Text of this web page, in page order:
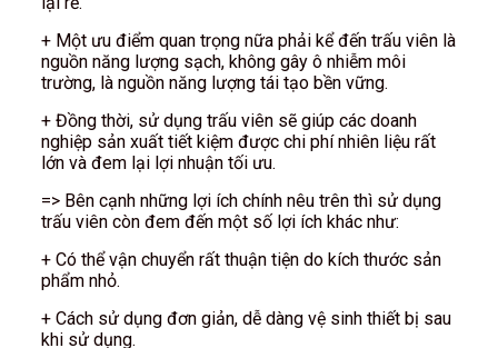
+ Một ưu điểm quan trọng nữa phải kể đến trấu viên là
nguồn năng lượng sạch, không gây ô nhiễm môi
trường, là nguồn năng lượng tái tạo bền vững.
+ Đồng thời, sử dụng trấu viên sẽ giúp các doanh
nghiệp sản xuất tiết kiệm được chi phí nhiên liệu rất
lớn và đem lại lợi nhuận tối ưu.
=> Bên cạnh những lợi ích chính nêu trên thì sử dụng
trấu viên còn đem đến một số lợi ích khác như:
+ Có thể vận chuyển rất thuận tiện do kích thước sản
phẩm nhỏ.
+ Cách sử dụng đơn giản, dễ dàng vệ sinh thiết bị sau
khi sử dụng.